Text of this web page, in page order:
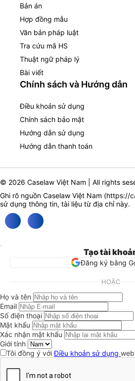
Bản án
Hợp đồng mẫu
Văn bản pháp luật
Tra cứu mã HS
Thuật ngữ pháp lý
Bài viết
Chính sách và Hướng dẫn
Điều khoản sử dụng
Chính sách bảo mật
Hướng dẫn sử dụng
Hướng dẫn thanh toán
© 2026 Caselaw Việt Nam | All rights
Ghi rõ nguồn Caselaw Việt Nam (https://
sử dụng thông tin, tài liệu từ địa chỉ này.
Tạo tài
Đăng ký bằng
HOẶC
Họ và tên
Email
Số điện thoại
Mật khẩu
Xác nhận mật khẩu
Giới tính
Tôi đồng ý vớiĐiều khoản sử dụng